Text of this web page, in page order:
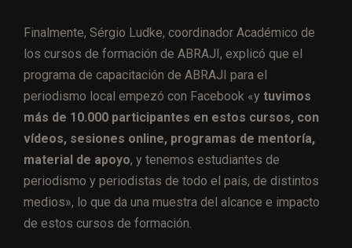
Finalmente, Sérgio Ludke, coordinador Académico de
los cursos de formación de ABRAJI, explicó que el
programa de capacitación de ABRAJI para el
periodismo local empezó con Facebook «y tuvimos
más de 10.000 participantes en estos cursos, con
vídeos, sesiones online, programas de mentoría,
material de apoyo, y tenemos estudiantes de
periodismo y periodistas de todo el país, de distintos
medios», lo que da una muestra del alcance e impacto
de estos cursos de formación.